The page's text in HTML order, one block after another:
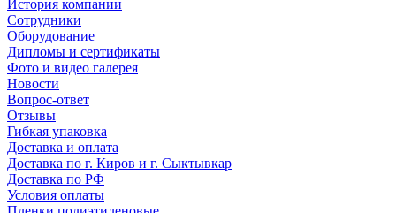
История компании
Сотрудники
Оборудование
Дипломы и сертификаты
Фото и видео галерея
Новости
Вопрос-ответ
Отзывы
Гибкая упаковка
Доставка и оплата
Доставка по г. Киров и г. Сыктывкар
Доставка по РФ
Условия оплаты